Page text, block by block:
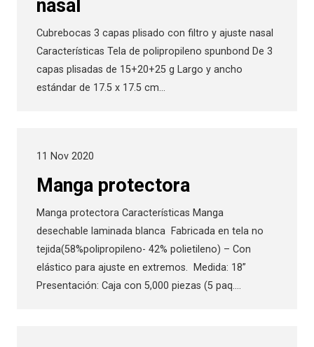
nasal
Cubrebocas 3 capas plisado con filtro y ajuste nasal
Características Tela de polipropileno spunbond De 3
capas plisadas de 15+20+25 g Largo y ancho
estándar de 17.5 x 17.5 cm…
11 Nov 2020
Manga protectora
Manga protectora Características Manga
desechable laminada blanca Fabricada en tela no
tejida(58%polipropileno- 42% polietileno) – Con
elástico para ajuste en extremos. Medida: 18”
Presentación: Caja con 5,000 piezas (5 paq.…